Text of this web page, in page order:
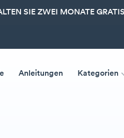
SIE ZWEI MONATE GRATIS
Anleitungen Kategorien